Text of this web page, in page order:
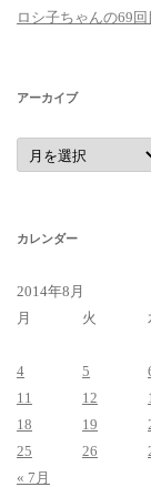
ロシ子ちゃんの69
アーカイブ
ア
ー
カ
カレンダー
2014年8月
月
火
4
5
11
12
18
19
25
26
« 7月